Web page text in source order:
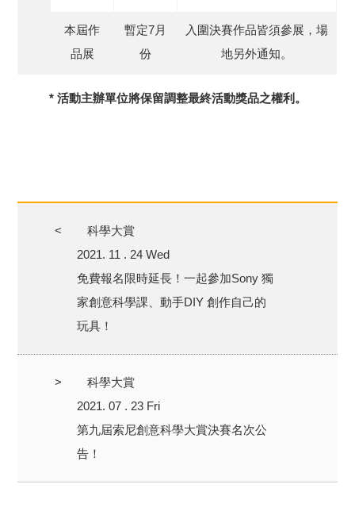
本屆作
品展
暫定7月
份
入圍決賽作品皆須參展，場
地另外通知。
* 活動主辦單位將保留調整最終活動獎品之權利。
<
科學大賞
2021. 11 . 24 Wed
免費報名限時延長！一起參加Sony 獨
家創意科學課、動手DIY 創作自己的
玩具！
>
科學大賞
2021. 07 . 23 Fri
第九屆索尼創意科學大賞決賽名次公
告！